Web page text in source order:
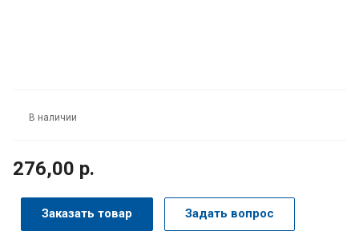
В наличии
276,00 р.
Заказать товар Задать вопрос